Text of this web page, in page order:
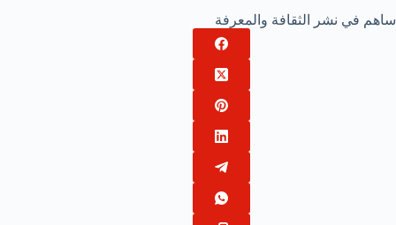
ساهم في نشر الثقافة والمعرفة